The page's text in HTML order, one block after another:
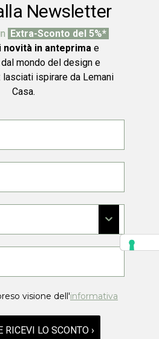
Newsletter
Extra-Sconto del 5%*
novità in anteprimae
dal mondo del design e
lasciati ispirare da Lemani
Casa.
visione dell'informativa
RICEVI LO SCONTO ›